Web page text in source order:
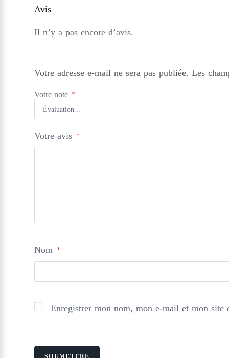
Avis
Il n’y a pas encore d’avis.
Votre adresse e-mail ne sera pas publiée. Les
Votre note *
Votre avis *
Nom *
Enregistrer mon nom, mon e-mail et mon